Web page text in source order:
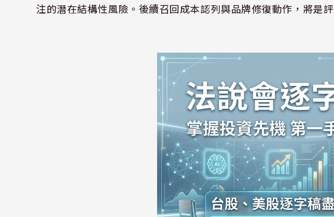
注的潛在結構性風險。後續召回成本認列與品牌修復動作，將是